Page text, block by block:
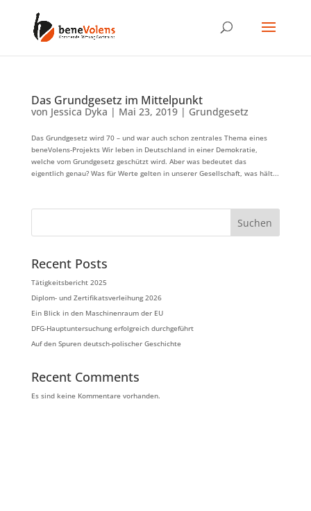
Das Grundgesetz im Mittelpunkt
von Jessica Dyka | Mai 23, 2019| Grundgesetz
Das Grundgesetz wird 70 – und war auch schon zentrales Thema eines
beneVolens-Projekts Wir leben in Deutschland in einer Demokratie,
welche vom Grundgesetz geschützt wird. Aber was bedeutet das
eigentlich genau? Was für Werte gelten in unserer Gesellschaft, was hält...
Suchen
Recent Posts
Tätigkeitsbericht 2025
Diplom- und Zertifikatsverleihung 2026
Ein Blick in den Maschinenraum der EU
DFG-Hauptuntersuchung erfolgreich durchgeführt
Auf den Spuren deutsch-polischer Geschichte
Recent Comments
Es sind keine Kommentare vorhanden.